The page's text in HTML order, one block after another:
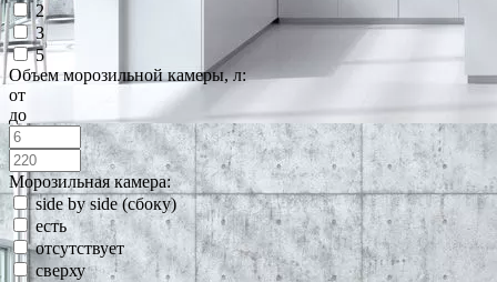
2
3
5
Объем морозильной камеры, л:
от
до
Морозильная камера:
side by side (сбоку)
есть
отсутствует
сверху